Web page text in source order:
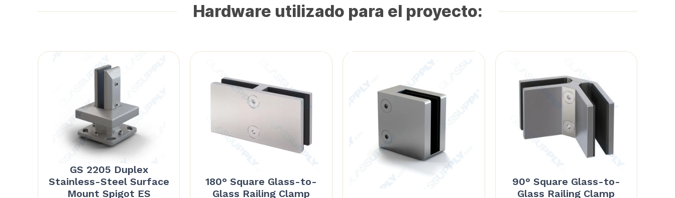
Hardware utilizado para el proyecto:
GS 2205 Duplex
Stainless-Steel Surface
Mount Spigot ES
180° Square Glass-to-
Glass Railing Clamp
90° Square Glass-to-
Glass Railing Clamp